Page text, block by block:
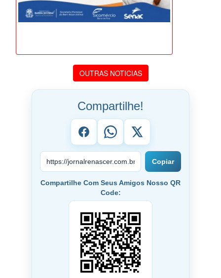
OUTRAS NOTICIAS
Compartilhe!
Copiar
Compartilhe Com Seus Amigos Nosso QR